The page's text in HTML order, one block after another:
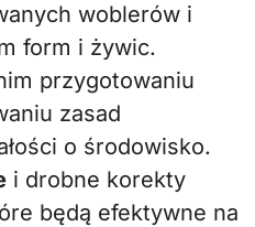
woblerów i
form i żywic.
przygotowaniu
zasad
o środowisko.
i drobne korekty
będą efektywne na